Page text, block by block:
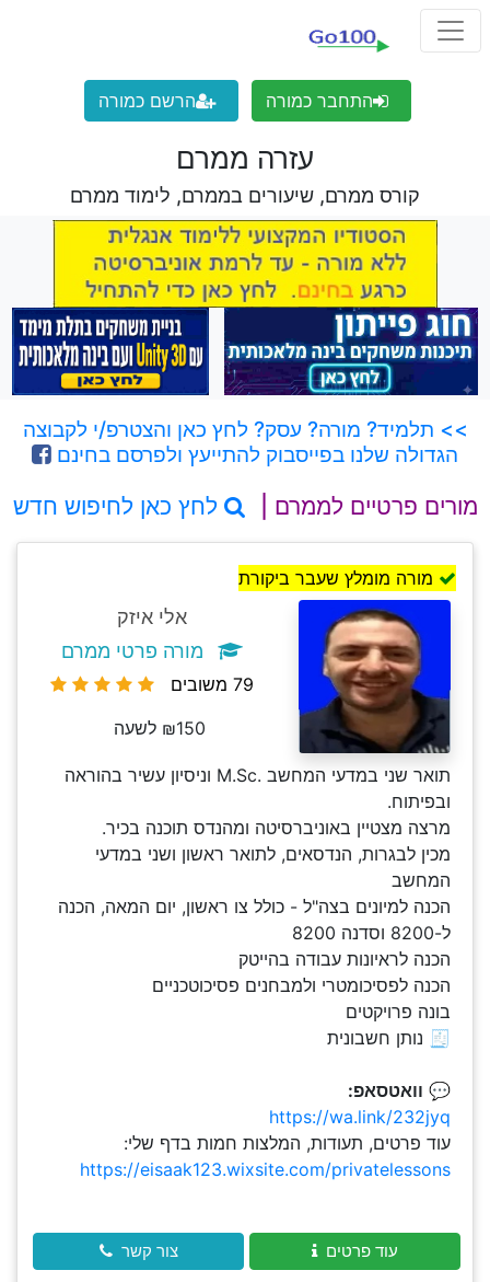
התחבר כמורה הרשם כמורה
עזרה ממרם
קורס ממרם, שיעורים בממרם, לימוד ממרם
>> תלמיד? מורה? עסק? לחץ כאן והצטרפ/י לקבוצה
הגדולה שלנו בפייסבוק להתייעץ ולפרסם בחינם
מורים פרטיים לממרם | לחץ כאן לחיפוש חדש
מורה מומלץ שעבר ביקורת
אלי איזק
מורה פרטי ממרם
79 משובים
₪150 לשעה
תואר שני במדעי המחשב .M.Sc וניסיון עשיר בהוראה
ובפיתוח.
מרצה מצטיין באוניברסיטה ומהנדס תוכנה בכיר.
מכין לבגרות, הנדסאים, לתואר ראשון ושני במדעי
המחשב
הכנה למיונים בצה"ל - כולל צו ראשון, יום המאה, הכנה
ל-8200 וסדנה 8200
הכנה לראיונות עבודה בהייטק
הכנה לפסיכומטרי ולמבחנים פסיכוטכניים
בונה פרויקטים
🧾 נותן חשבונית
💬 וואטסאפ:
https://wa.link/232jyq
עוד פרטים, תעודות, המלצות חמות בדף שלי:
https://eisaak123.wixsite.com/privatelessons
עוד פרטים צור קשר